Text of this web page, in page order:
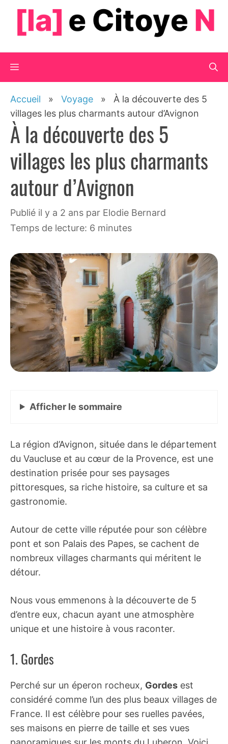
contenu
Menu
Accueil » Voyage » À la découverte des 5
villages les plus charmants autour d’Avignon
À la découverte des 5
villages les plus charmants
autour d’Avignon
publié il y a 2 ans par Elodie Bernard
Temps de lecture: 6 minutes
Afficher le sommaire
La région d’Avignon, située dans le département
du Vaucluse et au cœur de la Provence, est une
destination prisée pour ses paysages
pittoresques, sa riche histoire, sa culture et sa
gastronomie.
Autour de cette ville réputée pour son célèbre
pont et son Palais des Papes, se cachent de
nombreux villages charmants qui méritent le
détour.
Nous vous emmenons à la découverte de 5
d’entre eux, chacun ayant une atmosphère
unique et une histoire à vous raconter.
1. Gordes
Perché sur un éperon rocheux, Gordes est
considéré comme l’un des plus beaux villages de
France. Il est célèbre pour ses ruelles pavées,
ses maisons en pierre de taille et ses vues